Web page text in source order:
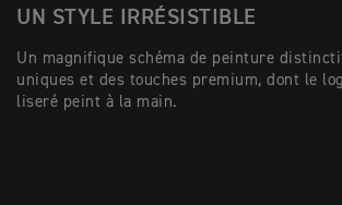
UN STYLE IRRÉSISTIBLE
Un magnifique schéma de peinture
uniques et des touches premium, dont le
liseré peint à la main.